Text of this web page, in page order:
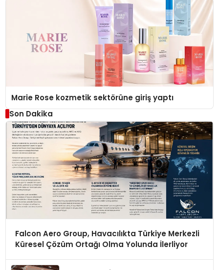
Marie Rose kozmetik sektörüne giriş yaptı
Son Dakika
Falcon Aero Group, Havacılıkta Türkiye Merkezli
Küresel Çözüm Ortağı Olma Yolunda İlerliyor